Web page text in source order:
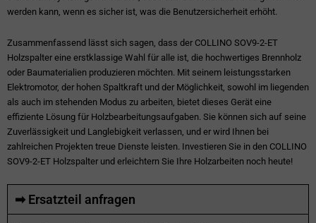
werden kann, wenn es sicher ist, was die Benutzersicherheit erhöht.
Zusammenfassend lässt sich sagen, dass der COLLINO SOV9-2-ET
Holzspalter eine erstklassige Wahl für alle ist, die hochwertiges Brennholz
oder Baumaterialien produzieren möchten. Mit seinem leistungsstarken
Elektromotor, der hohen Spaltkraft und der Möglichkeit, sowohl im liegenden
als auch im stehenden Modus zu arbeiten, bietet dieses Gerät eine
effiziente Lösung für Holzbearbeitungsaufgaben. Sie können sich auf seine
Zuverlässigkeit und Langlebigkeit verlassen, und er wird Ihnen bei
zahlreichen Projekten treue Dienste leisten. Investieren Sie in den COLLINO
SOV9-2-ET Holzspalter und erleichtern Sie Ihre Holzarbeiten noch heute!
➡ Ersatzteil anfragen